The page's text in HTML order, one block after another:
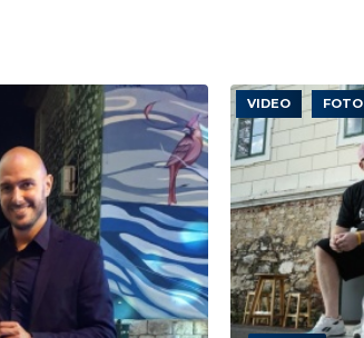
VIDEO FOTO